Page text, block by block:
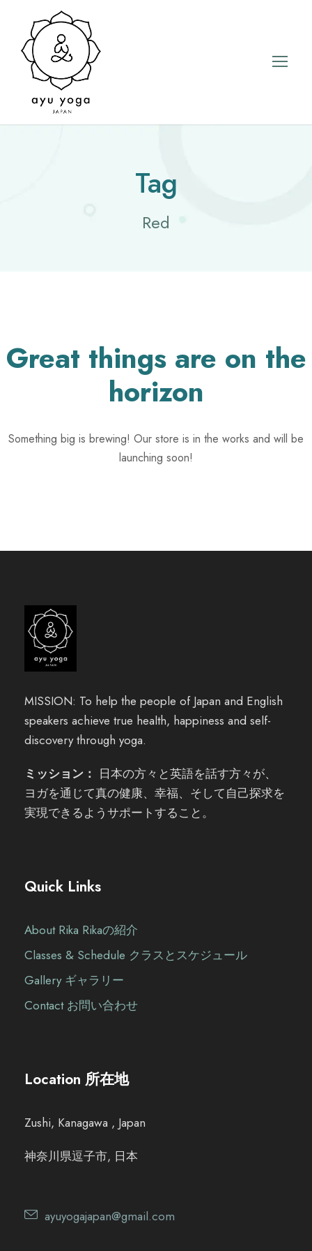
Tag
Red
Great things are on the
horizon
Something big is brewing! Our store is in the works and will be
launching soon!
MISSION: To help the people of Japan and English
speakers achieve true health, happiness and self-
discovery through yoga.
ミッション： 日本の方々と英語を話す方々が、
ヨガを通じて真の健康、幸福、そして自己探求を
実現できるようサポートすること。
Quick Links
About Rika Rikaの紹介
Classes & Schedule クラスとスケジュール
Gallery ギャラリー
Contact お問い合わせ
Location 所在地
Zushi, Kanagawa , Japan
神奈川県逗子市, 日本
ayuyogajapan@gmail.com